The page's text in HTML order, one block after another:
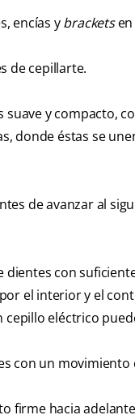
encías ybracketsen
de cepillarte.
y compacto,
donde éstas se
de avanzar al
dientes con
el interior y el
eléctrico
con un
firme hacia